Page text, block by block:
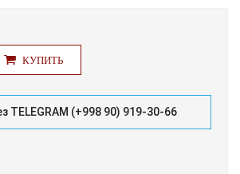
КУПИТЬ
TELEGRAM (+998 90) 919-30-66